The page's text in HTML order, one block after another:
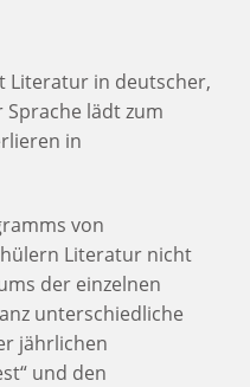
Literatur in deutscher,
lädt zum
in
von
Literatur nicht
der einzelnen
unterschiedliche
jährlichen
und den